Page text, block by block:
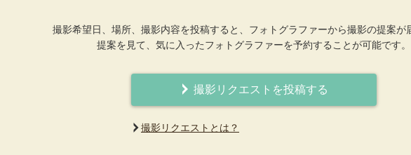
撮影希望日、場所、撮影内容を投稿すると、フォトグラファーから撮影の提案が
提案を見て、気に入ったフォトグラファーを予約することが可能です。
撮影リクエストを投稿する
撮影リクエストとは？